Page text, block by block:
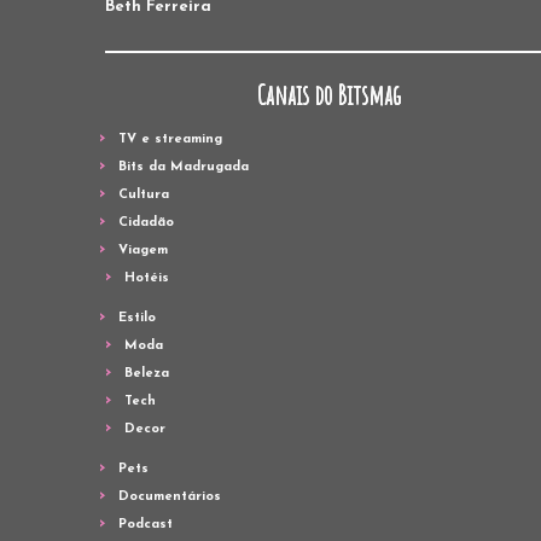
Beth Ferreira
Canais do Bitsmag
TV e streaming
Bits da Madrugada
Cultura
Cidadão
Viagem
Hotéis
Estilo
Moda
Beleza
Tech
Decor
Pets
Documentários
Podcast